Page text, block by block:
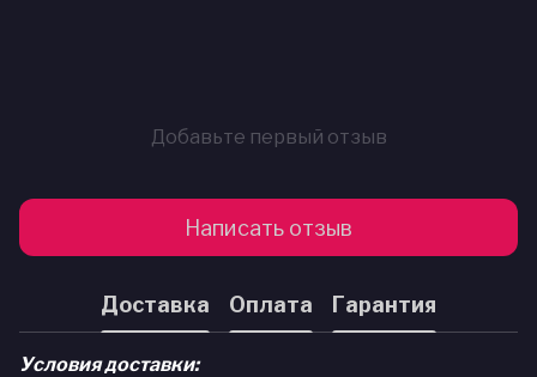
Добавьте первый отзыв
Написать отзыв
Доставка Оплата Гарантия
Условия доставки: